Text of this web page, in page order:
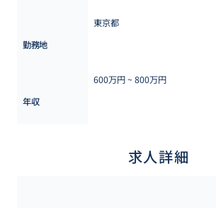
勤務地
東京都
年収
600万円 ~ 800万円
求人詳細